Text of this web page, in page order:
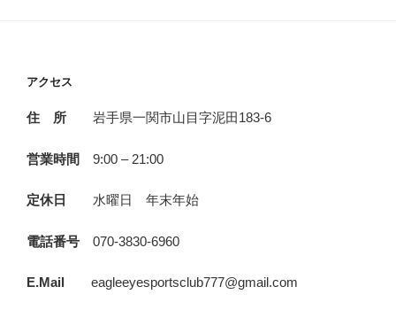
アクセス
住 所 岩手県一関市山目字泥田183-6
営業時間 9:00 – 21:00
定休日 水曜日 年末年始
電話番号 070-3830-6960
E.Mail eagleeyesportsclub777@gmail.com